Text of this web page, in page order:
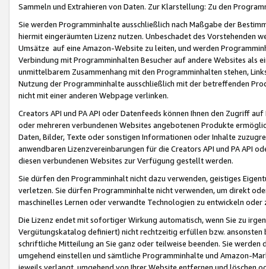
Sammeln und Extrahieren von Daten. Zur Klarstellung: Zu den
Sie werden Programminhalte ausschließlich nach Maßgabe der
hiermit eingeräumten Lizenz nutzen. Unbeschadet des Vorstehenden
Umsätze auf eine Amazon-Website zu leiten, und werden
Verbindung mit Programminhalten Besucher auf andere Websites als
unmittelbarem Zusammenhang mit den Programminhalten stehen,
Nutzung der Programminhalte ausschließlich mit der betreffenden
nicht mit einer anderen Webpage verlinken.
Creators API und PA API oder Datenfeeds können Ihnen den Zugriff
oder mehreren verbundenen Websites angebotenen Produkte
Daten, Bilder, Texte oder sonstigen Informationen oder Inhalte
anwendbaren Lizenzvereinbarungen für die Creators API und PA API
diesen verbundenen Websites zur Verfügung gestellt werden.
Sie dürfen den Programminhalt nicht dazu verwenden, geistiges
verletzen. Sie dürfen Programminhalte nicht verwenden, um direkt
maschinelles Lernen oder verwandte Technologien zu entwickeln
Die Lizenz endet mit sofortiger Wirkung automatisch, wenn Sie zu
Vergütungskatalog definiert) nicht rechtzeitig erfüllen bzw. ansonsten
schriftliche Mitteilung an Sie ganz oder teilweise beenden. Sie werden
umgehend einstellen und sämtliche Programminhalte und Amazon-
jeweils verlangt, umgehend von Ihrer Website entfernen und löschen